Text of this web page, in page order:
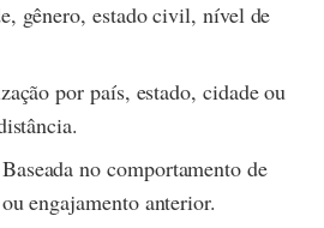
gênero, estado civil, nível de
por país, estado, cidade ou
Baseada no comportamento de
engajamento anterior.